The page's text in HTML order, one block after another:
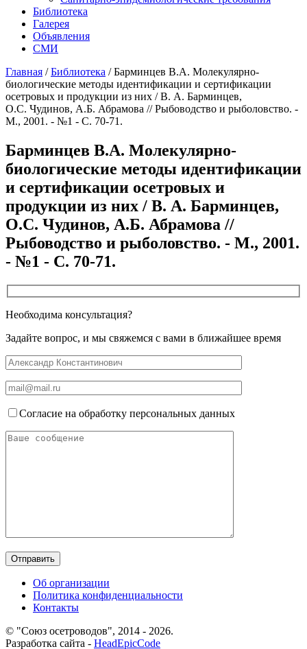
Библиотека
Галерея
Объявления
СМИ
Главная /Библиотека /Барминцев В.А. Молекулярно-
биологические методы идентификации и сертификации
осетровых и продукции из них / В. А. Барминцев,
О.С. Чудинов, А.Б. Абрамова // Рыбоводство и рыболовство. -
М., 2001. - №1 - С. 70-71.
Барминцев В.А. Молекулярно-
биологические методы идентификации
и сертификации осетровых и
продукции из них / В. А. Барминцев,
О.С. Чудинов, А.Б. Абрамова //
Рыбоводство и рыболовство. - М., 2001.
- №1 - С. 70-71.
Необходима консультация?
Задайте вопрос, и мы свяжемся с вами в ближайшее время
Согласие на обработку персональных данных
Об организации
Политика конфиденциальности
Контакты
© "Союз осетроводов", 2014 - 2026.
Разработка сайта - HeadEpicCode